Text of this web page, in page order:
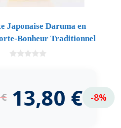
Japonaise Daruma en
Bonheur Traditionnel
€ 13,80 € -8%